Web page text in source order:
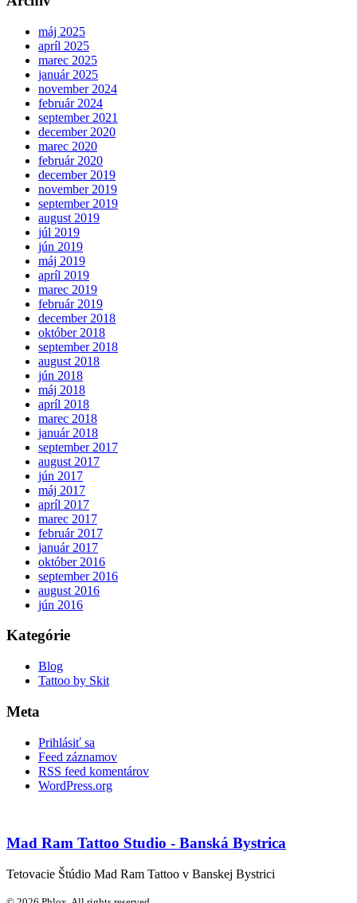
máj 2025
apríl 2025
marec 2025
január 2025
november 2024
február 2024
september 2021
december 2020
marec 2020
február 2020
december 2019
november 2019
september 2019
august 2019
júl 2019
jún 2019
máj 2019
apríl 2019
marec 2019
február 2019
december 2018
október 2018
september 2018
august 2018
jún 2018
máj 2018
apríl 2018
marec 2018
január 2018
september 2017
august 2017
jún 2017
máj 2017
apríl 2017
marec 2017
február 2017
január 2017
október 2016
september 2016
august 2016
jún 2016
Kategórie
Blog
Tattoo by Skit
Meta
Prihlásiť sa
Feed záznamov
RSS feed komentárov
WordPress.org
Mad Ram Tattoo Studio - Banská Bystrica
Tetovacie Štúdio Mad Ram Tattoo v Banskej Bystrici